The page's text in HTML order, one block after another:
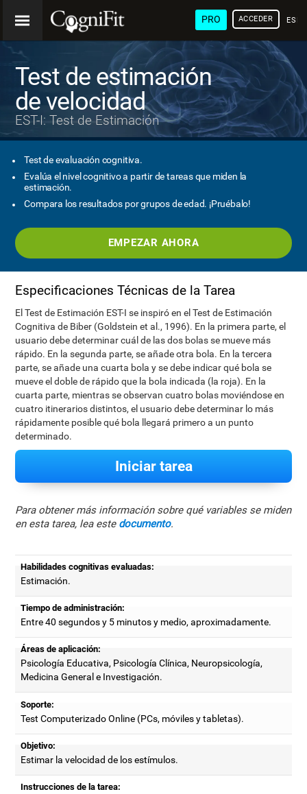
PRO ACCEDER
Test de estimación
de velocidad
EST-I: Test de Estimación
Test de evaluación cognitiva.
Evalúa el nivel cognitivo a partir de tareas que miden la
estimación.
Compara los resultados por grupos de edad. ¡Pruébalo!
EMPEZAR AHORA
Especificaciones Técnicas de la Tarea
El Test de Estimación EST-I se inspiró en el Test de Estimación
Cognitiva de Biber (Goldstein et al., 1996). En la primera parte, el
usuario debe determinar cuál de las dos bolas se mueve más
rápido. En la segunda parte, se añade otra bola. En la tercera
parte, se añade una cuarta bola y se debe indicar qué bola se
mueve el doble de rápido que la bola indicada (la roja). En la
cuarta parte, mientras se observan cuatro bolas moviéndose en
cuatro itinerarios distintos, el usuario debe determinar lo más
rápidamente posible qué bola llegará primero a un punto
determinado.
Iniciar tarea
Para obtener más información sobre qué variables se miden
en esta tarea, lea este documento.
Habilidades cognitivas evaluadas:
Estimación.
Tiempo de administración:
Entre 40 segundos y 5 minutos y medio, aproximadamente.
Áreas de aplicación:
Psicología Educativa, Psicología Clínica, Neuropsicología,
Medicina General e Investigación.
Soporte:
Test Computerizado Online (PCs, móviles y tabletas).
Objetivo:
Estimar la velocidad de los estímulos.
Instrucciones de la tarea: